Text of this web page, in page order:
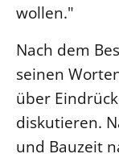
wollen."
Nach dem
seinen
über
diskutieren.
und Bauzeit
Ehrenamt
Beruf
Freie Stellen
BIBLIOTHEK